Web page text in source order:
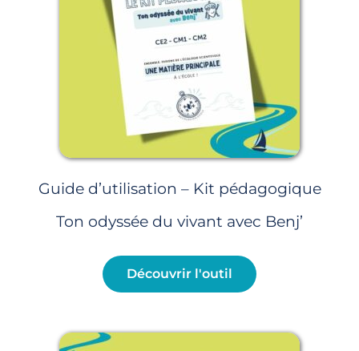
Guide d’utilisation – Kit pédagogique
Ton odyssée du vivant avec Benj’
Découvrir l'outil